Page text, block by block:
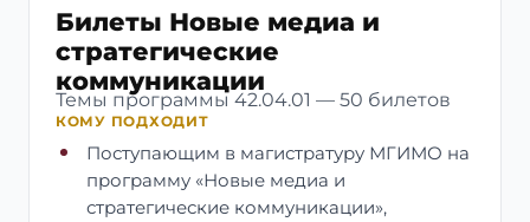
Билеты Новые медиа и
стратегические
коммуникации
Темы программы 42.04.01 — 50 билетов
КОМУ ПОДХОДИТ
Поступающим в магистратуру МГИМО на
программу «Новые медиа и
стратегические коммуникации»,